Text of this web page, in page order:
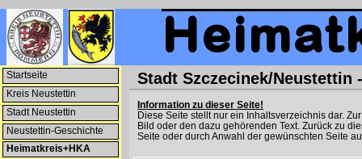
Startseite
Kreis Neustettin
Heimatkreis+HKA
Stadt Neustettin
Neustettin-Geschichte
Stadt Szczecinek/Neustettin
Information zu dieser Seite!
Diese Seite stellt nur ein Inhaltsverzeichnis dar.
Bild oder den dazu gehörenden Text. Zurück zu
Seite oder durch Anwahl der gewünschten Seite